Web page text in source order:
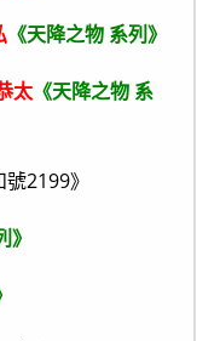
《天降之物 系列》
太 《天降之物 系
2199》
》